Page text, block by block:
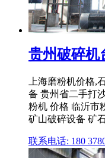
贵州破碎机
上海磨粉机价格,
备 贵州省二手打
粉机 价格 临沂市
矿山破碎设备 矿
联系电话: 180